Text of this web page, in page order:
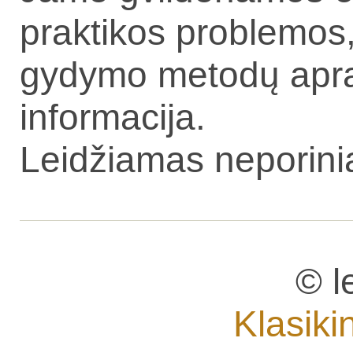
praktikos
gydymo metodų
informacija.
Leidžiamas
©